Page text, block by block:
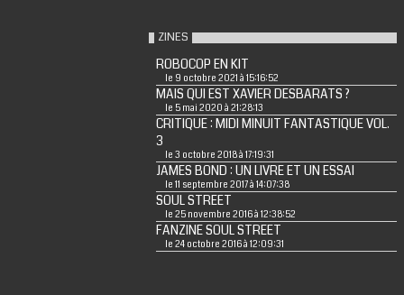
ZINES
ROBOCOP EN KIT
le 9 octobre 2021 à 15:16:52
MAIS QUI EST XAVIER DESBARATS ?
le 5 mai 2020 à 21:28:13
CRITIQUE : MIDI MINUIT FANTASTIQUE VOL.
3
le 3 octobre 2018 à 17:19:31
JAMES BOND : UN LIVRE ET UN ESSAI
le 11 septembre 2017 à 14:07:38
SOUL STREET
le 25 novembre 2016 à 12:38:52
FANZINE SOUL STREET
le 24 octobre 2016 à 12:09:31